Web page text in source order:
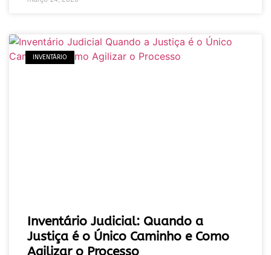
INVENTÁRIO
Inventário Judicial: Quando a
Justiça é o Único Caminho e Como
Agilizar o Processo